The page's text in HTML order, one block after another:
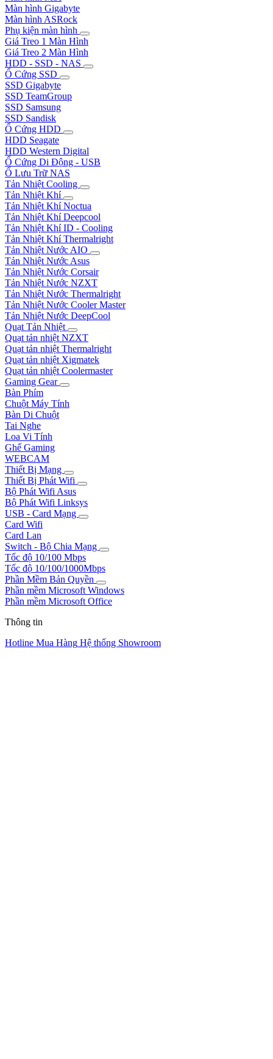
Màn hình Gigabyte
Màn hình ASRock
Phụ kiện màn hình
Giá Treo 1 Màn Hình
Giá Treo 2 Màn Hình
HDD - SSD - NAS
Ổ Cứng SSD
SSD Gigabyte
SSD TeamGroup
SSD Samsung
SSD Sandisk
Ổ Cứng HDD
HDD Seagate
HDD Western Digital
Ổ Cứng Di Động - USB
Ổ Lưu Trữ NAS
Tản Nhiệt Cooling
Tản Nhiệt Khí
Tản Nhiệt Khí Noctua
Tản Nhiệt Khí Deepcool
Tản Nhiệt Khí ID - Cooling
Tản Nhiệt Khí Thermalright
Tản Nhiệt Nước AIO
Tản Nhiệt Nước Asus
Tản Nhiệt Nước Corsair
Tản Nhiệt Nước NZXT
Tản Nhiệt Nước Thermalright
Tản Nhiệt Nước Cooler Master
Tản Nhiệt Nước DeepCool
Quạt Tản Nhiệt
Quạt tản nhiệt NZXT
Quạt tản nhiệt Thermalright
Quạt tản nhiệt Xigmatek
Quạt tản nhiệt Coolermaster
Gaming Gear
Bàn Phím
Chuột Máy Tính
Bàn Di Chuột
Tai Nghe
Loa Vi Tính
Ghế Gaming
WEBCAM
Thiết Bị Mạng
Thiết Bị Phát Wifi
Bộ Phát Wifi Asus
Bộ Phát Wifi Linksys
USB - Card Mạng
Card Wifi
Card Lan
Switch - Bộ Chia Mạng
Tốc độ 10/100 Mbps
Tốc độ 10/100/1000Mbps
Phần Mềm Bản Quyền
Phần mềm Microsoft Windows
Phần mềm Microsoft Office
Thông tin
Hotline Mua Hàng Hệ thống Showroom